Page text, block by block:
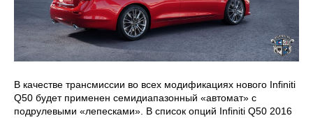
В качестве трансмиссии во всех модификациях нового Infiniti
Q50 будет применен семидиапазонный «автомат» с
подрулевыми «лепесками». В список опций Infiniti Q50 2016